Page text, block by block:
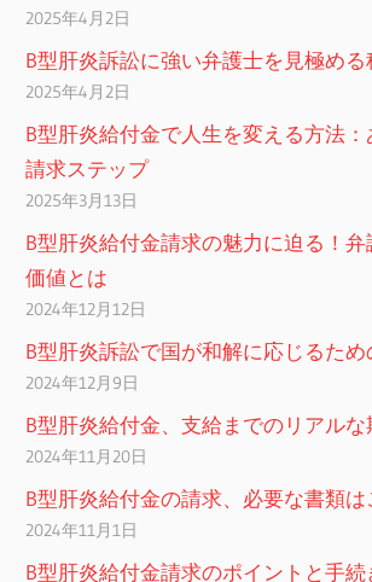
2025年4月2日
B型肝炎訴訟に強い弁護士を見極める
2025年4月2日
B型肝炎給付金で人生を変える方法
請求ステップ
2025年3月13日
B型肝炎給付金請求の魅力に迫る！
価値とは
2024年12月12日
B型肝炎訴訟で国が和解に応じるた
2024年12月9日
B型肝炎給付金、支給までのリアルな
2024年11月20日
B型肝炎給付金の請求、必要な書類は
2024年11月1日
B型肝炎給付金請求のポイントと手続